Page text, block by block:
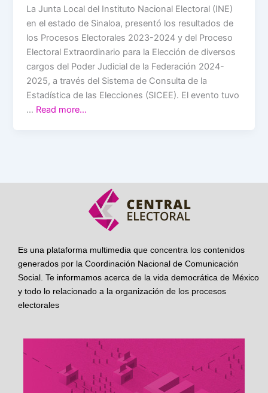
La Junta Local del Instituto Nacional Electoral (INE)
en el estado de Sinaloa, presentó los resultados de
los Procesos Electorales 2023-2024 y del Proceso
Electoral Extraordinario para la Elección de diversos
cargos del Poder Judicial de la Federación 2024-
2025, a través del Sistema de Consulta de la
Estadística de las Elecciones (SICEE). El evento tuvo
… Read more…
Es una plataforma multimedia que concentra los contenidos
generados por la Coordinación Nacional de Comunicación
Social. Te informamos acerca de la vida democrática de México
y todo lo relacionado a la organización de los procesos
electorales